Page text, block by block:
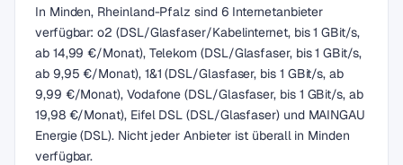
In Minden, Rheinland-Pfalz sind 6 Internetanbieter
verfügbar: o2 (DSL/Glasfaser/Kabelinternet, bis 1 GBit/s,
ab 14,99 €/Monat), Telekom (DSL/Glasfaser, bis 1 GBit/s,
ab 9,95 €/Monat), 1&1 (DSL/Glasfaser, bis 1 GBit/s, ab
9,99 €/Monat), Vodafone (DSL/Glasfaser, bis 1 GBit/s, ab
19,98 €/Monat), Eifel DSL (DSL/Glasfaser) und MAINGAU
Energie (DSL). Nicht jeder Anbieter ist überall in Minden
verfügbar.